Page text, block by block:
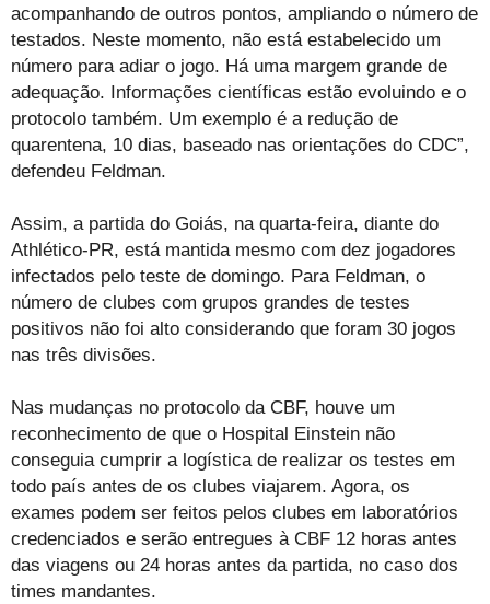
acompanhando de outros pontos, ampliando o número de
testados. Neste momento, não está estabelecido um
número para adiar o jogo. Há uma margem grande de
adequação. Informações científicas estão evoluindo e o
protocolo também. Um exemplo é a redução de
quarentena, 10 dias, baseado nas orientações do CDC”,
defendeu Feldman.
Assim, a partida do Goiás, na quarta-feira, diante do
Athlético-PR, está mantida mesmo com dez jogadores
infectados pelo teste de domingo. Para Feldman, o
número de clubes com grupos grandes de testes
positivos não foi alto considerando que foram 30 jogos
nas três divisões.
Nas mudanças no protocolo da CBF, houve um
reconhecimento de que o Hospital Einstein não
conseguia cumprir a logística de realizar os testes em
todo país antes de os clubes viajarem. Agora, os
exames podem ser feitos pelos clubes em laboratórios
credenciados e serão entregues à CBF 12 horas antes
das viagens ou 24 horas antes da partida, no caso dos
times mandantes.